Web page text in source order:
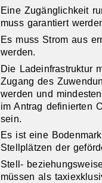
Eine Zugänglichkeit
muss garantiert
Es muss Strom aus
werden.
Die Ladeinfrastruktur
Zugang des
werden und
im Antrag definierten
sein.
Es ist eine
Stellplätzen der
Stell-
müssen als